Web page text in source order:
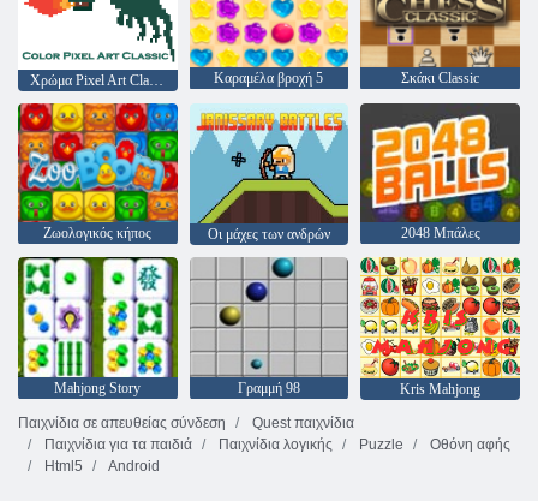
Καραμέλα βροχή 5 Σκάκι Classic
Ζωολογικός κήπος Οι μάχες των ανδρών 2048 Μπάλες
Mahjong Story Γραμμή 98
Kris Mahjong
Παιχνίδια σε απευθείας σύνδεση
Quest παιχνίδια
Παιχνίδια για τα παιδιά
Παιχνίδια λογικής Puzzle
Οθόνη αφής
Html5
Android